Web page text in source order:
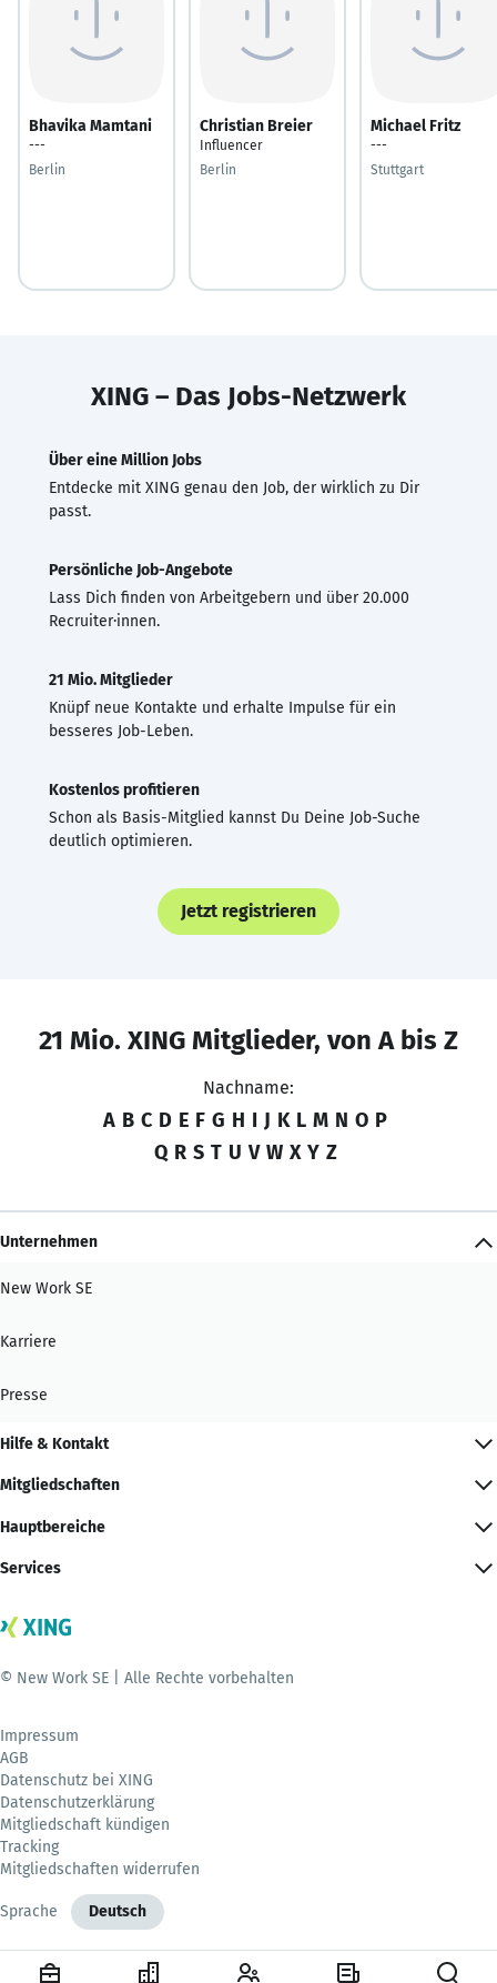
Bhavika Mamtani
---
Berlin
Christian Breier
Influencer
Berlin
Michael Fritz
---
Stuttgart
XING – Das Jobs-Netzwerk
Über eine Million Jobs
Entdecke mit XING genau den Job, der wirklich zu Dir
passt.
Persönliche Job-Angebote
Lass Dich finden von Arbeitgebern und über 20.000
Recruiter·innen.
21 Mio. Mitglieder
Knüpf neue Kontakte und erhalte Impulse für ein
besseres Job-Leben.
Kostenlos profitieren
Schon als Basis-Mitglied kannst Du Deine Job-Suche
deutlich optimieren.
Jetzt registrieren
21 Mio. XING Mitglieder, von A bis Z
Nachname:
A B C D E F G H I J K L M N O P
Q R S T U V W X Y Z
Unternehmen
New Work SE
Karriere
Presse
Hilfe & Kontakt
Mitgliedschaften
Hauptbereiche
Services
© New Work SE | Alle Rechte vorbehalten
Impressum
AGB
Datenschutz bei XING
Datenschutzerklärung
Mitgliedschaft kündigen
Tracking
Mitgliedschaften widerrufen
Sprache Deutsch